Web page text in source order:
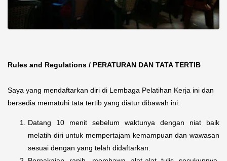
Rules and Regulations / PERATURAN DAN TATA TERTIB
Saya yang mendaftarkan diri di Lembaga Pelatihan Kerja ini dan
bersedia mematuhi tata tertib yang diatur dibawah ini:
Datang 10 menit sebelum waktunya dengan niat baik
melatih diri untuk mempertajam kemampuan dan wawasan
sesuai dengan yang telah didaftarkan.